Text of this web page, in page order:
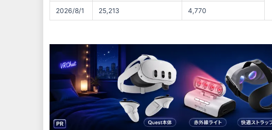
2026/8/1 25,213 4,770